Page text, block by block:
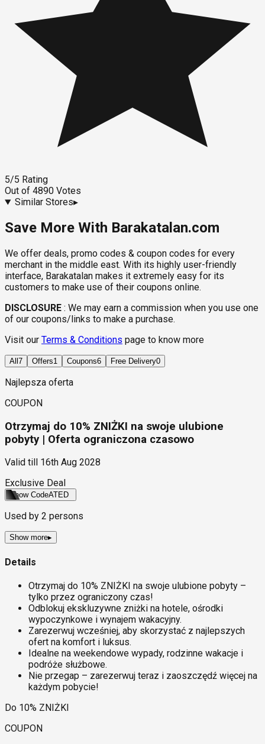
5/5 Rating
Out of 4890 Votes
Similar Stores▸
Save More With Barakatalan.com
We offer deals, promo codes & coupon codes for every
merchant in the middle east. With its highly user-friendly
interface, Barakatalan makes it extremely easy for its
customers to make use of their coupons online.
DISCLOSURE : We may earn a commission when you use one
of our coupons/links to make a purchase.
Visit our Terms & Conditions page to know more
All 7 Offers1 Coupons6 Free Delivery0
Najlepsza oferta
COUPON
Otrzymaj do 10% ZNIŻKI na swoje ulubione
pobyty | Oferta ograniczona czasowo
Valid till
16th Aug 2028
Exclusive Deal
Show CodeATED
Used by 2 persons
Show more▸
Details
Otrzymaj do 10% ZNIŻKI na swoje ulubione pobyty –
tylko przez ograniczony czas!
Odblokuj ekskluzywne zniżki na hotele, ośrodki
wypoczynkowe i wynajem wakacyjny.
Zarezerwuj wcześniej, aby skorzystać z najlepszych
ofert na komfort i luksus.
Idealne na weekendowe wypady, rodzinne wakacje i
podróże służbowe.
Nie przegap – zarezerwuj teraz i zaoszczędź więcej na
każdym pobycie!
Do 10% ZNIŻKI
COUPON